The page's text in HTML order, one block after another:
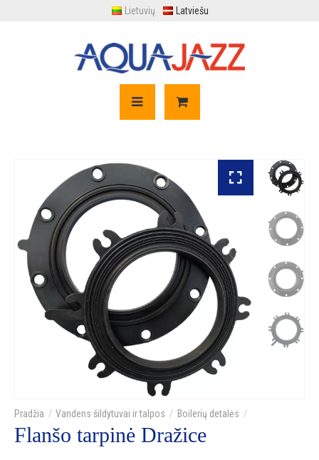
Lietuvių Latviešu
Vandens šildytuvai ir talpos Boilerių detalės
Flanšo tarpinė Dražice